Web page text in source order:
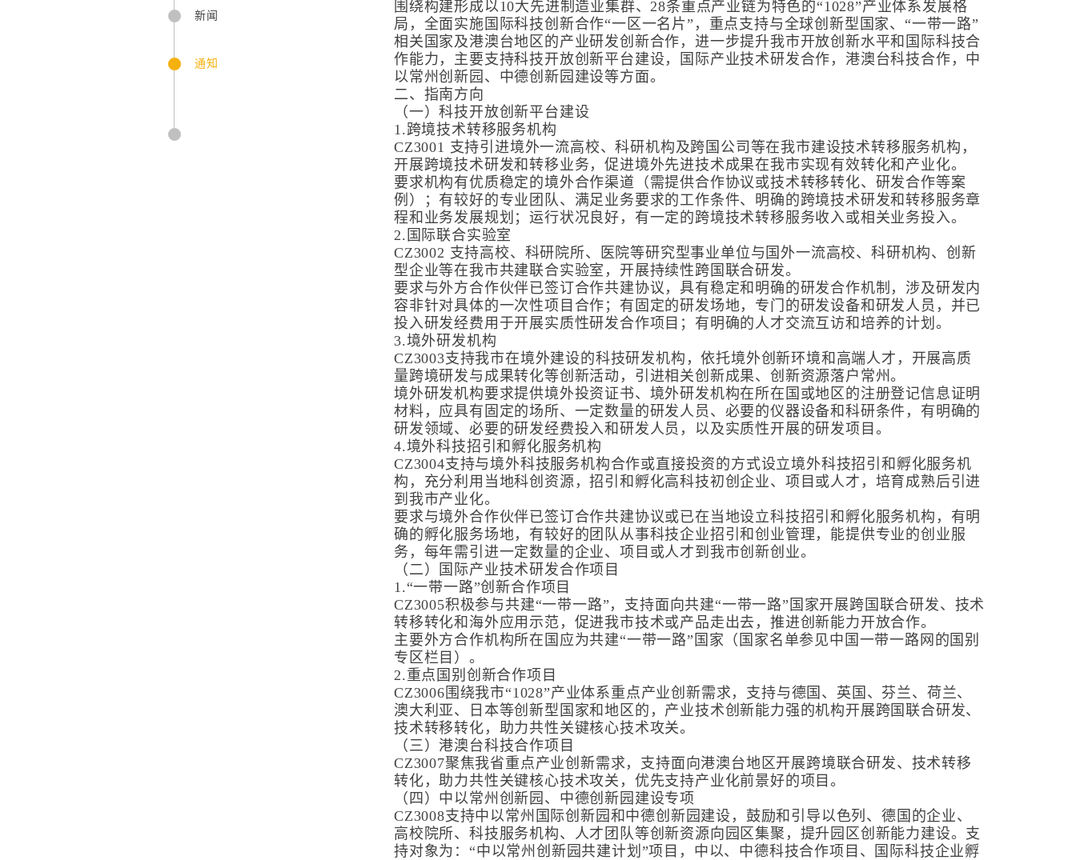
新闻
通知
围绕构建形成以10大先进制造业集群、28条重点产业链为特色的“1028”产业体系发展格
局，全面实施国际科技创新合作“一区一名片”，重点支持与全球创新型国家、“一带一路”
相关国家及港澳台地区的产业研发创新合作，进一步提升我市开放创新水平和国际科技合
作能力，主要支持科技开放创新平台建设，国际产业技术研发合作，港澳台科技合作，中
以常州创新园、中德创新园建设等方面。
二、指南方向
（一）科技开放创新平台建设
1.跨境技术转移服务机构
CZ3001 支持引进境外一流高校、科研机构及跨国公司等在我市建设技术转移服务机构，
开展跨境技术研发和转移业务，促进境外先进技术成果在我市实现有效转化和产业化。
要求机构有优质稳定的境外合作渠道（需提供合作协议或技术转移转化、研发合作等案
例）；有较好的专业团队、满足业务要求的工作条件、明确的跨境技术研发和转移服务章
程和业务发展规划；运行状况良好，有一定的跨境技术转移服务收入或相关业务投入。
2.国际联合实验室
CZ3002 支持高校、科研院所、医院等研究型事业单位与国外一流高校、科研机构、创新
型企业等在我市共建联合实验室，开展持续性跨国联合研发。
要求与外方合作伙伴已签订合作共建协议，具有稳定和明确的研发合作机制，涉及研发内
容非针对具体的一次性项目合作；有固定的研发场地，专门的研发设备和研发人员，并已
投入研发经费用于开展实质性研发合作项目；有明确的人才交流互访和培养的计划。
3.境外研发机构
CZ3003支持我市在境外建设的科技研发机构，依托境外创新环境和高端人才，开展高质
量跨境研发与成果转化等创新活动，引进相关创新成果、创新资源落户常州。
境外研发机构要求提供境外投资证书、境外研发机构在所在国或地区的注册登记信息证明
材料，应具有固定的场所、一定数量的研发人员、必要的仪器设备和科研条件，有明确的
研发领域、必要的研发经费投入和研发人员，以及实质性开展的研发项目。
4.境外科技招引和孵化服务机构
CZ3004支持与境外科技服务机构合作或直接投资的方式设立境外科技招引和孵化服务机
构，充分利用当地科创资源，招引和孵化高科技初创企业、项目或人才，培育成熟后引进
到我市产业化。
要求与境外合作伙伴已签订合作共建协议或已在当地设立科技招引和孵化服务机构，有明
确的孵化服务场地，有较好的团队从事科技企业招引和创业管理，能提供专业的创业服
务，每年需引进一定数量的企业、项目或人才到我市创新创业。
（二）国际产业技术研发合作项目
1.“一带一路”创新合作项目
CZ3005积极参与共建“一带一路”，支持面向共建“一带一路”国家开展跨国联合研发、技术
转移转化和海外应用示范，促进我市技术或产品走出去，推进创新能力开放合作。
主要外方合作机构所在国应为共建“一带一路”国家（国家名单参见中国一带一路网的国别
专区栏目）。
2.重点国别创新合作项目
CZ3006围绕我市“1028”产业体系重点产业创新需求，支持与德国、英国、芬兰、荷兰、
澳大利亚、日本等创新型国家和地区的，产业技术创新能力强的机构开展跨国联合研发、
技术转移转化，助力共性关键核心技术攻关。
（三）港澳台科技合作项目
CZ3007聚焦我省重点产业创新需求，支持面向港澳台地区开展跨境联合研发、技术转移
转化，助力共性关键核心技术攻关，优先支持产业化前景好的项目。
（四）中以常州创新园、中德创新园建设专项
CZ3008支持中以常州国际创新园和中德创新园建设，鼓励和引导以色列、德国的企业、
高校院所、科技服务机构、人才团队等创新资源向园区集聚，提升园区创新能力建设。支
持对象为：“中以常州创新园共建计划”项目，中以、中德科技合作项目、国际科技企业孵